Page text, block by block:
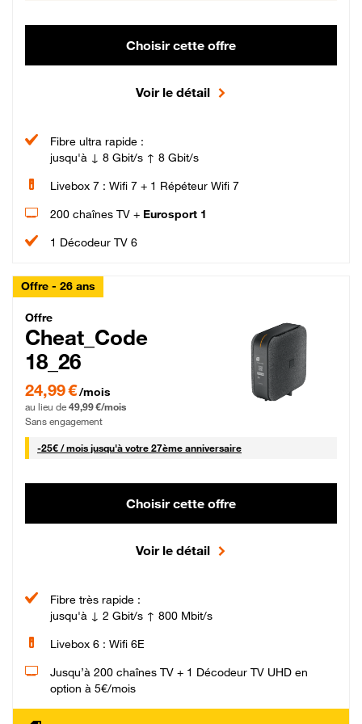
Choisir cette offre
Voir le détail
Fibre ultra rapide :
jusqu'à ↓ 8 Gbit/s ↑ 8 Gbit/s
Livebox 7 : Wifi 7 + 1 Répéteur Wifi 7
200 chaînes TV + Eurosport 1
1 Décodeur TV 6
Offre - 26 ans
Cheat_Code Fibre_18_26
Offre
Cheat_Code
18_26
24,99 € par mois pendant 0 mois puis 49,99 € par mois, Sans engagement
24,99 €/mois
au lieu de 49,99 €/mois
Sans engagement
-25€ / mois25 € par mois
jusqu'à votre 27ème anniversaire
Choisir cette offre
Voir le détail
Fibre très rapide :
jusqu'à ↓ 2 Gbit/s ↑ 800 Mbit/s
Livebox 6 : Wifi 6E
Jusqu’à 200 chaînes TV + 1 Décodeur TV UHD en
option à 5€/mois